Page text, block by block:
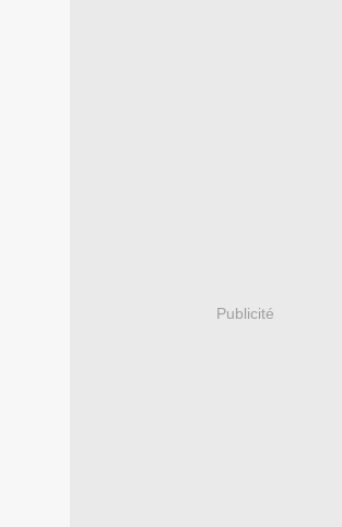
Publicité